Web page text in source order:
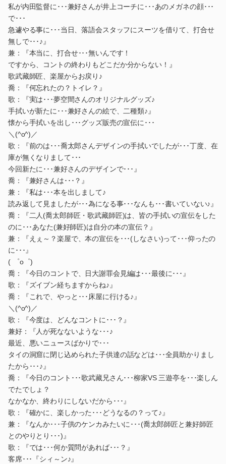
私が内田監督に･･･兼好さんが井上コーチに･･･あのメガネの顔･･･
で･･･
急遽やる事に･･･当日、落語会スタッフにスーツを借りて、打合せ
無しで･･･♪』
兼：『本当に、打合せ･･･無いんです！
ですから、コントの終わりもどこだか分からない！』
歌武藏師匠、楽屋からお戻り♪
喬：『何忘れたの？トイレ？』
歌：『実は･･･夢空間さんのオリジナルグッズ♪
手拭いが新たに･･･兼好さんの絵で、二種類♪』
懐から手拭いを出し･･･グッズ販売の宣伝に･･･
＼(^o^)／
歌：『前のは･･･喬太郎さんデザインの手拭いでしたが･･･丁度、在
庫が無くなりまして･･･
今回新たに･･･兼好さんのデザインで･･･』
喬：『兼好さんは･･･？』
兼：『私は･･･本を出しまして♪
読み返して見ましたが･･･為になる事･･･なんも･･･書いていない♪』
喬：『二人(喬太郎師匠・歌武藏師匠)は、皆の手拭いの宣伝をした
のに･･･あなた(兼好師匠)は自分の本の宣伝？』
兼：『えぇ～？楽屋で、本の宣伝を･･･(しなさい)って･･･仰ったの
に･･･』
( ゜o゜)
喬：『今日のコントで、日大謝罪会見編は･･･最後に･･･』
歌：『ズイブン経ちますからね♪』
喬：『これで、やっと･･･床屋に行ける♪』
＼(^o^)／
歌：『今度は、どんなコントに･･･？』
兼好：『人が死なないような･･･♪
最近、悪いニュースばかりで･･･
タイの洞窟に閉じ込められた子供達の話などは･･･全員助かりまし
たから･･･♪』
喬：『今日のコント･･･歌武藏兄さん･･･柳家VS 三遊亭を･･･楽しん
でたでしょ？
なかなか、終わりにしないだから･･･』
歌：『確かに、楽しかった･･･どうなるの？って♪』
兼：『なんか･･･子供のケンカみたいに･･･(喬太郎師匠と兼好師匠
とのやりとり･･･)』
歌：『では･･･何か質問があれば･･･？』
客席･･･『シィ～ン♪』